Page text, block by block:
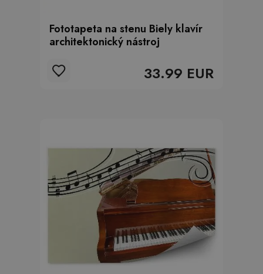
Fototapeta na stenu Biely klavír
architektonický nástroj
33.99 EUR